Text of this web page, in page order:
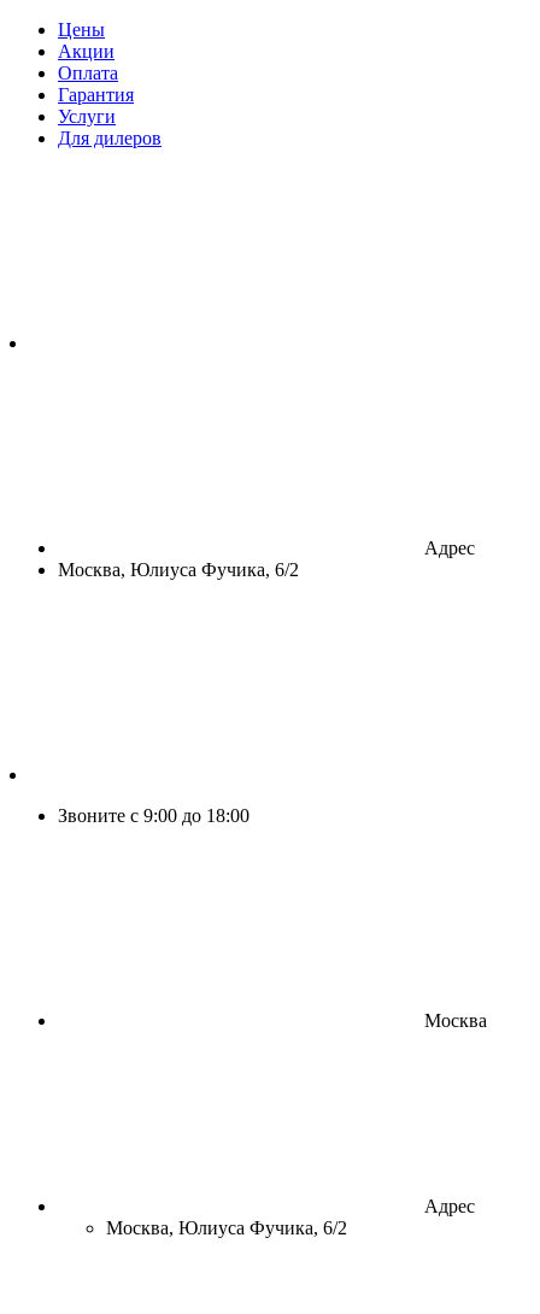
Цены
Акции
Оплата
Гарантия
Услуги
Для дилеров
Адрес
Москва, Юлиуса Фучика, 6/2
Звоните с 9:00 до 18:00
Москва
Адрес
Москва, Юлиуса Фучика, 6/2